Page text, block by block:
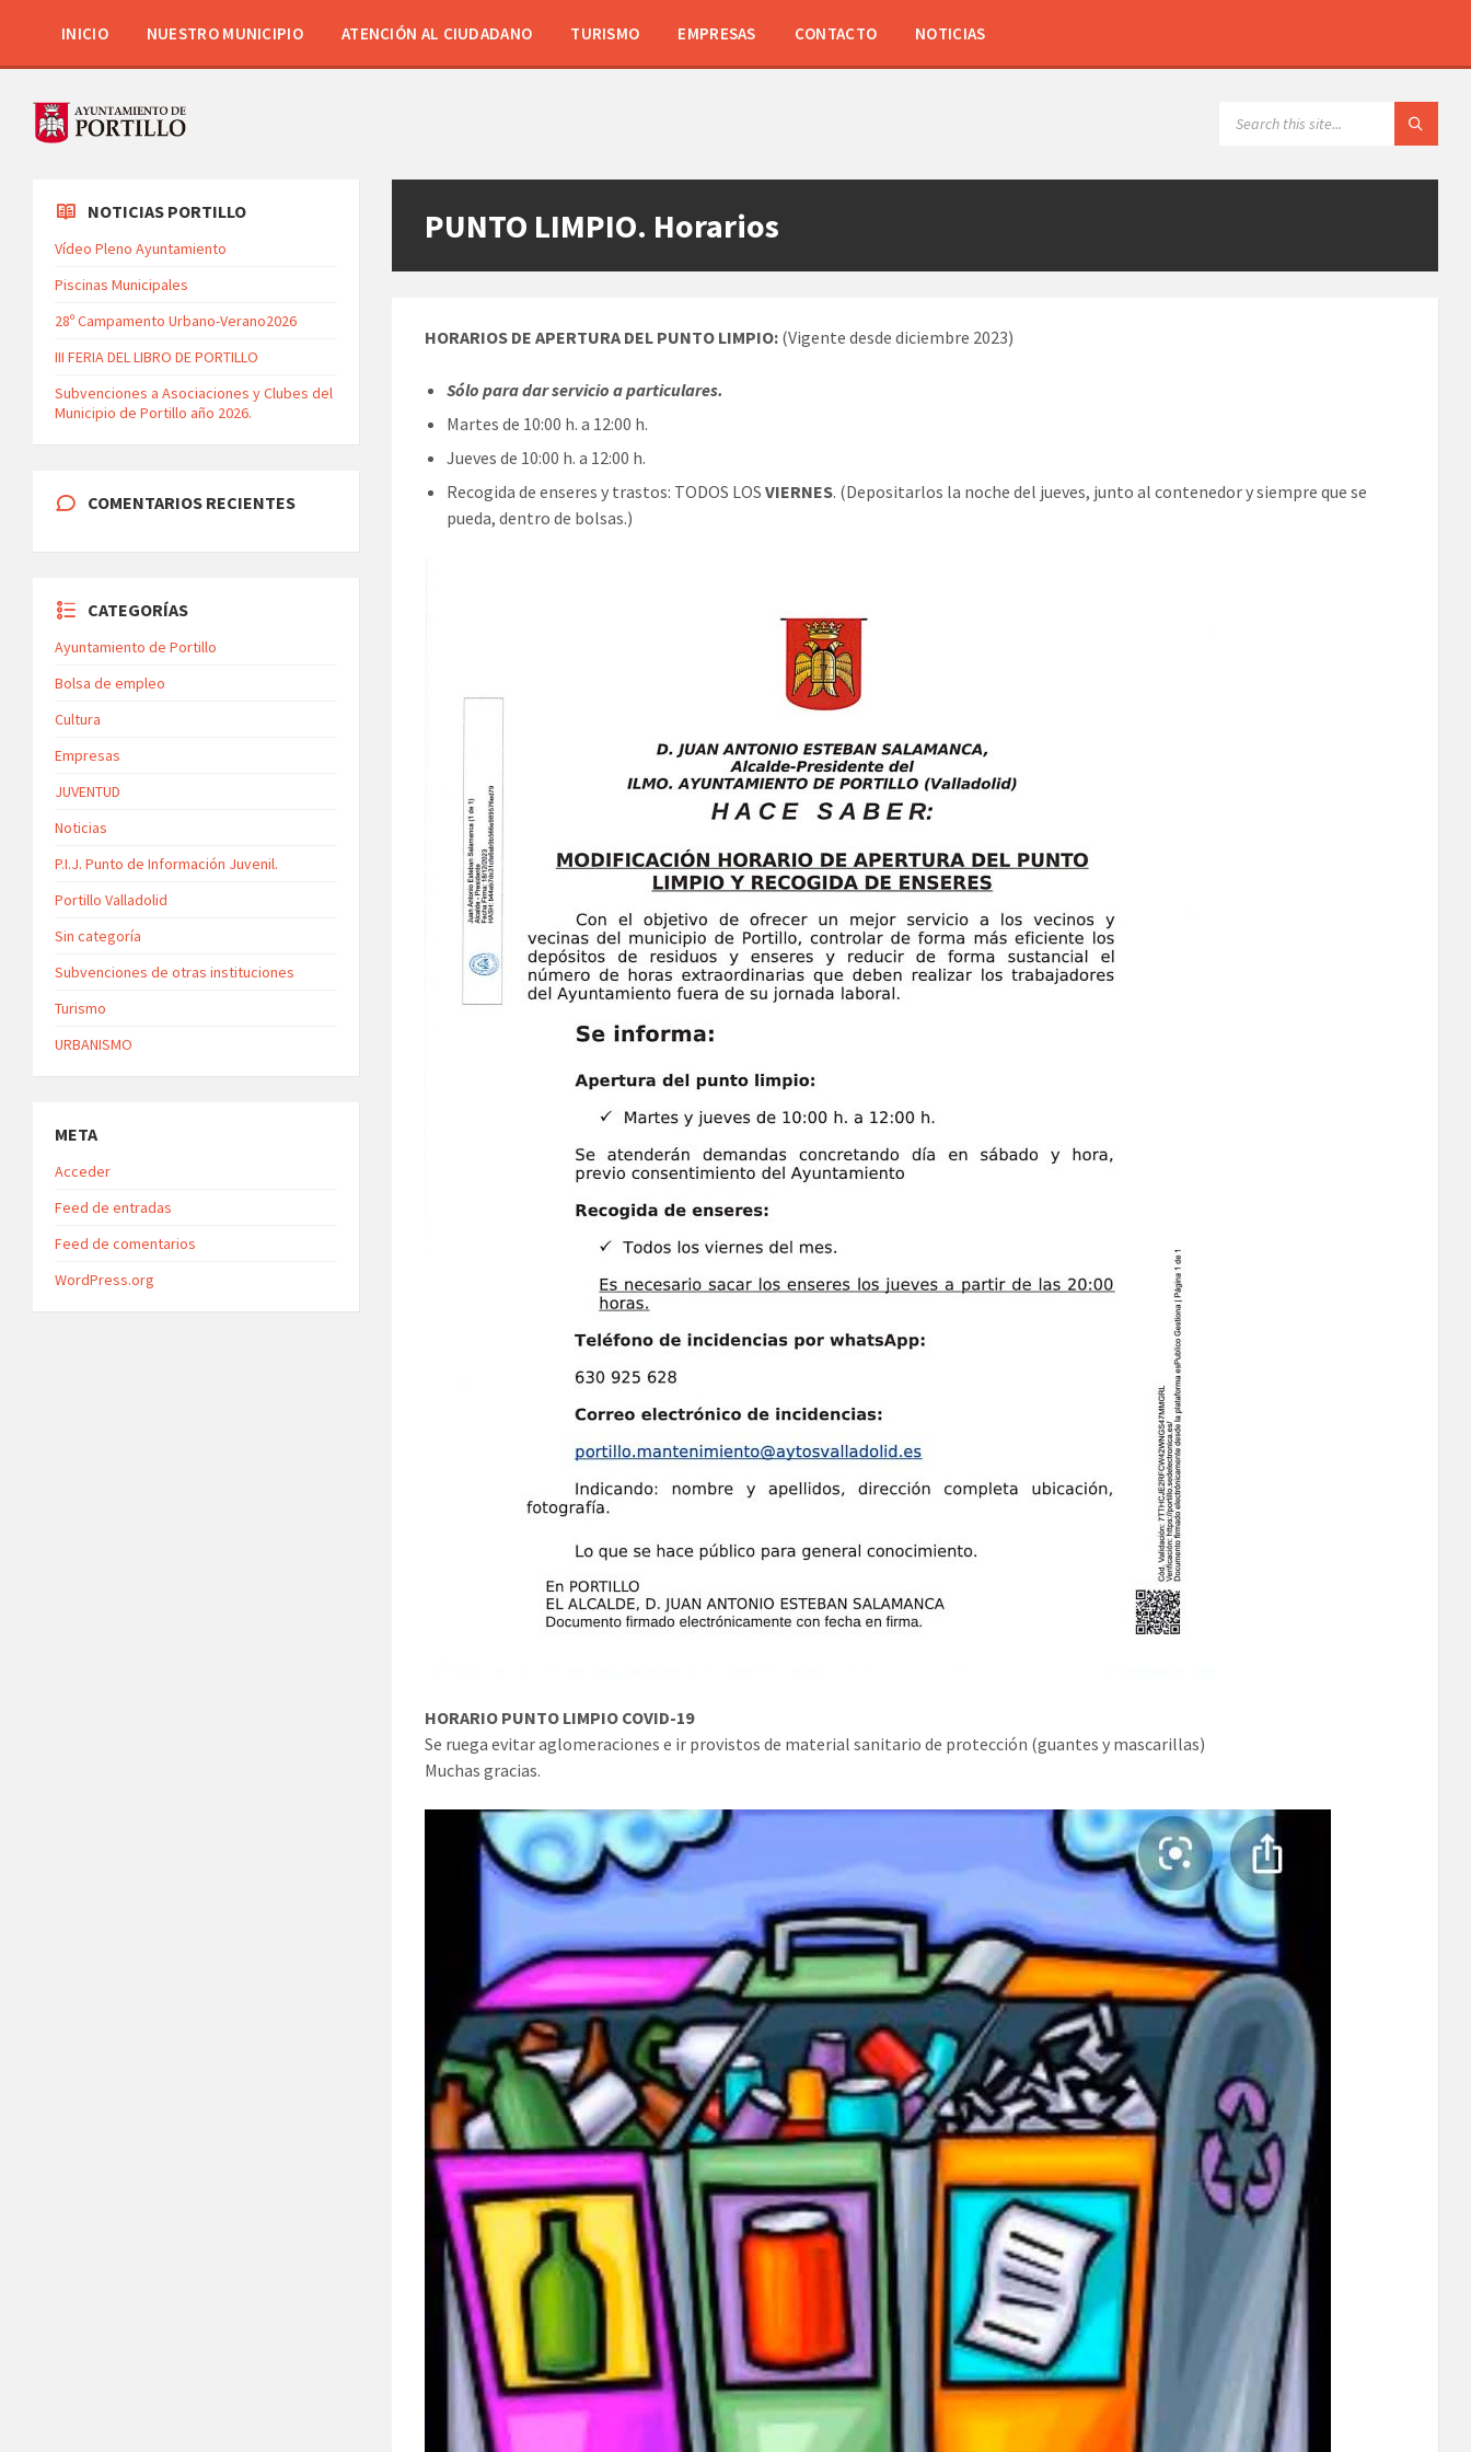
INICIO NUESTRO MUNICIPIO ATENCIÓN AL CIUDADANO TURISMO EMPRESAS CONTACTO NOTICIAS
PUNTO LIMPIO. Horarios
HORARIOS DE APERTURA DEL PUNTO LIMPIO: (Vigente desde diciembre 2023)
Sólo para dar servicio a particulares.
Martes de 10:00 h. a 12:00 h.
Jueves de 10:00 h. a 12:00 h.
Recogida de enseres y trastos: TODOS LOSVIERNES. (Depositarlos la noche del jueves, junto al contenedor y siempre que se
pueda, dentro de bolsas.)
HORARIO PUNTO LIMPIO COVID-19
Se ruega evitar aglomeraciones e ir provistos de material sanitario de protección (guantes y mascarillas)
Muchas gracias.
NOTICIAS PORTILLO
Vídeo Pleno Ayuntamiento
Piscinas Municipales
28º Campamento Urbano-Verano2026
III FERIA DEL LIBRO DE PORTILLO
Subvenciones a Asociaciones y Clubes del
Municipio de Portillo año 2026.
COMENTARIOS RECIENTES
CATEGORÍAS
Ayuntamiento de Portillo
Bolsa de empleo
Cultura
Empresas
JUVENTUD
Noticias
P.I.J. Punto de Información Juvenil.
Portillo Valladolid
Sin categoría
Subvenciones de otras instituciones
Turismo
URBANISMO
META
Acceder
Feed de entradas
Feed de comentarios
WordPress.org